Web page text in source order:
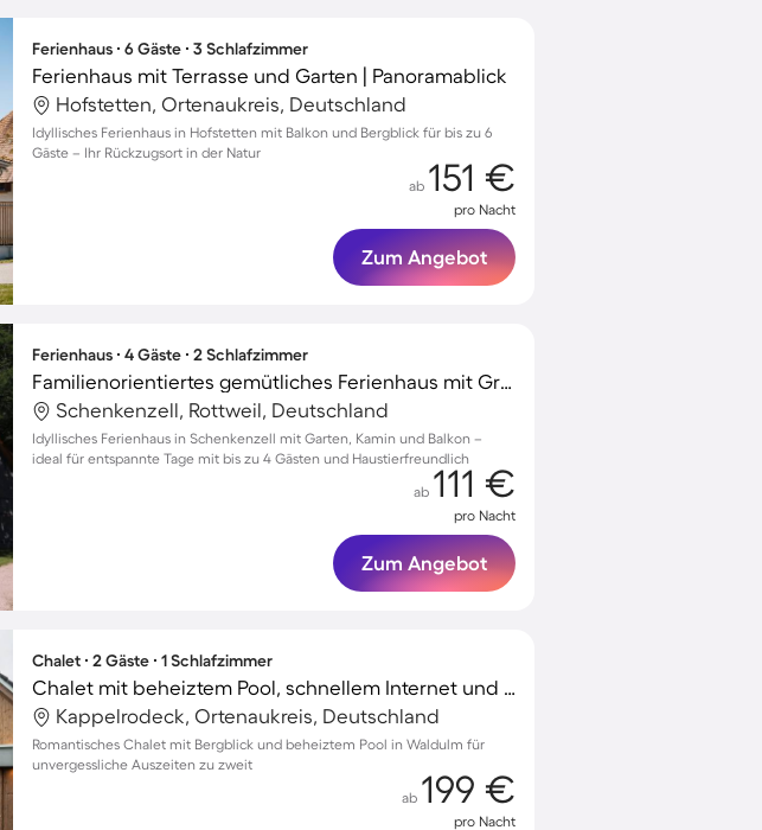
Ferienhaus ∙ 6 Gäste ∙ 3 Schlafzimmer
Ferienhaus mit Terrasse und Garten | Panoramablick
Hofstetten, Ortenaukreis, Deutschland
Idyllisches Ferienhaus in Hofstetten mit Balkon und Bergblick für bis zu 6
Gäste – Ihr Rückzugsort in der Natur
ab 151 €
pro Nacht
Zum Angebot
Ferienhaus ∙ 4 Gäste ∙ 2 Schlafzimmer
Familienorientiertes gemütliches Ferienhaus mit Grill, Garten und Terrasse | Gartenblick | Haustiere sind willkommen
Schenkenzell, Rottweil, Deutschland
Idyllisches Ferienhaus in Schenkenzell mit Garten, Kamin und Balkon –
ideal für entspannte Tage mit bis zu 4 Gästen und Haustierfreundlich
ab 111 €
pro Nacht
Zum Angebot
Chalet ∙ 2 Gäste ∙ 1 Schlafzimmer
Chalet mit beheiztem Pool, schnellem Internet und Garten | Bergblick
Kappelrodeck, Ortenaukreis, Deutschland
Romantisches Chalet mit Bergblick und beheiztem Pool in Waldulm für
unvergessliche Auszeiten zu zweit
ab 199 €
pro Nacht